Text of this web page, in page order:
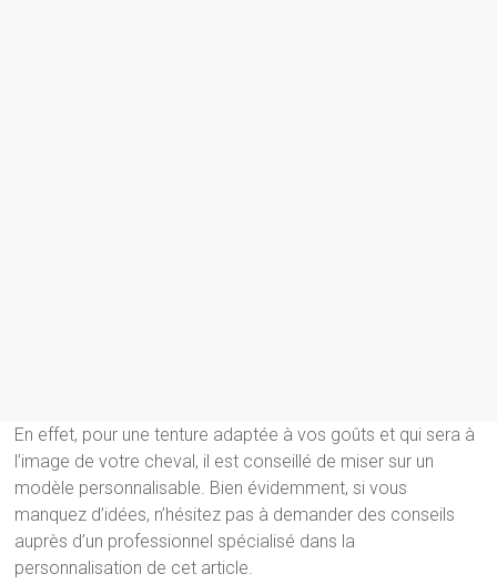
En effet, pour une tenture adaptée à vos goûts et qui sera à
l’image de votre cheval, il est conseillé de miser sur un
modèle personnalisable. Bien évidemment, si vous
manquez d’idées, n’hésitez pas à demander des conseils
auprès d’un professionnel spécialisé dans la
personnalisation de cet article.